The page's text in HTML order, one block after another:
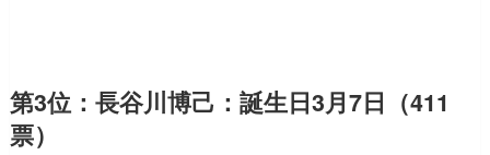
第3位：長谷川博己：誕生日3月7日（411
票）